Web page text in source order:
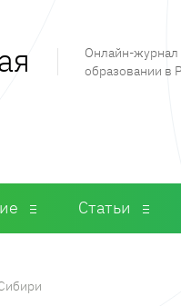
Онлайн-журнал
образовании в
Статьи